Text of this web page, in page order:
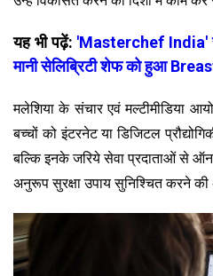
यह भी पढ़ें: 'Masterchef India'
मानी सेलिब्रिटी शेफ को हुआ
मलेशिया के संचार एवं मल्टीमीडिया
बच्चों को इंटरनेट या डिजिटल
बल्कि इनके जरिये सेवा प्रदाताओं से
अनुरूप सुरक्षा उपाय सुनिश्चित करने की